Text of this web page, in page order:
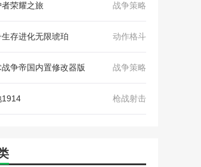
荣耀之旅 战争策略
存进化无限琥珀 动作格斗
争帝国内置修改器版 战争策略
1914 枪战射击